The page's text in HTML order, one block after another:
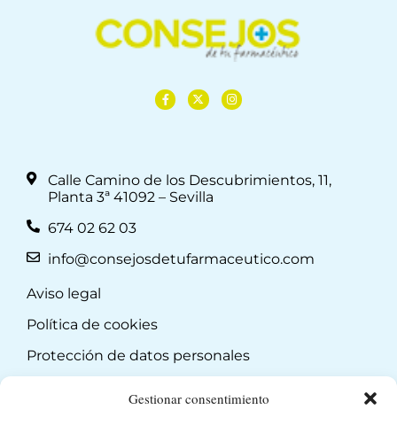
Gestionar consentimiento
Calle Camino de los Descubrimientos, 11,
Planta 3ª 41092 – Sevilla
674 02 62 03
info@consejosdetufarmaceutico.com
Aviso legal
Política de cookies
Protección de datos personales